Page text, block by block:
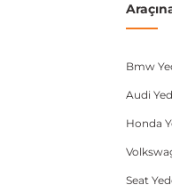
Bmw
Audi
Honda
Seat